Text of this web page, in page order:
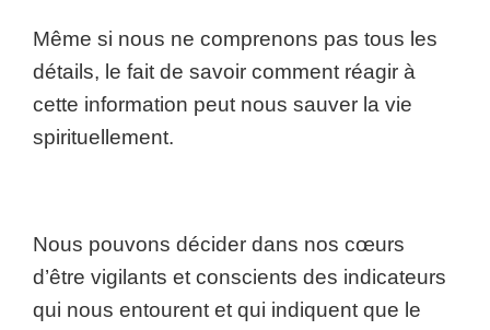
Même si nous ne comprenons pas tous les
détails, le fait de savoir comment réagir à
cette information peut nous sauver la vie
spirituellement.
Nous pouvons décider dans nos cœurs
d’être vigilants et conscients des indicateurs
qui nous entourent et qui indiquent que le